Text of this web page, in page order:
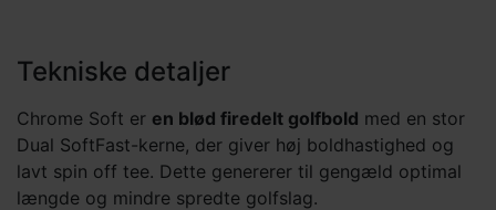
Tekniske detaljer
Chrome Soft er en blød firedelt golfbold med en stor
Dual SoftFast-kerne, der giver høj boldhastighed og
lavt spin off tee. Dette genererer til gengæld optimal
længde og mindre spredte golfslag.